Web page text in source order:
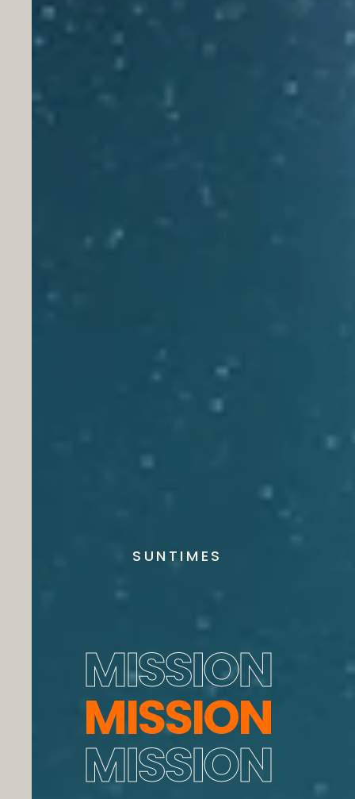
SUNTIMES
MISSION
MISSION
MISSION